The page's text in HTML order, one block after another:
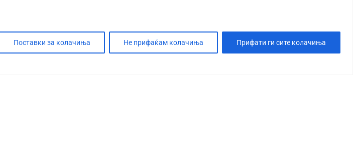
Поставки за колачиња Не прифаќам колачиња Прифати ги сите колачиња